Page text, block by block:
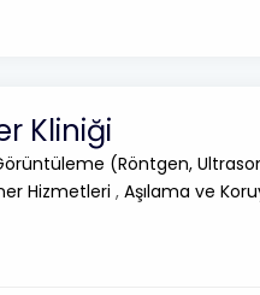
Kliniği
(Röntgen,
Hizmetleri , Aşılama ve